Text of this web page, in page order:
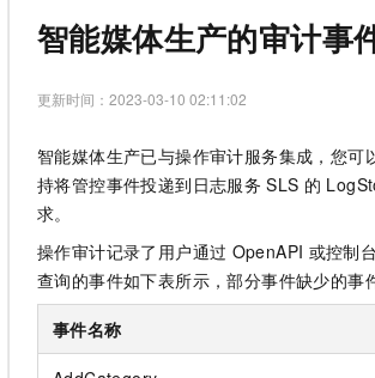
智能媒体生产的审计事
更新时间： 2023-03-10 02:11:02
智能媒体生产已与操作审计服务集成，您
持将管控事件投递到日志服务 SLS 的
求。
操作审计记录了用户通过 OpenAPI 或控制
查询的事件如下表所示，部分事件缺少的事
事件名称
Qwen3.8-Max HOT
智能体时代全能旗舰模型
Qwen3.7-Plus
能看、能想、能动手的多模态智能体模型
Qwen3-VL-Plus
视觉 Coding、空间感知、多模态思考等全面升级 1M上下
大模型服务与应用平台
多元化、高性能、安全可靠的大模型服务
无影云电脑
随时随地安全接入的云上超级电脑
云解析DNS
覆盖公网/内网、递归/权威、移动APP等全场景解析服务
云原生大数据计算服务 MaxCompute
面向分析的企业级SaaS模式云数据仓库
提供智
人工
一站式
容器服
提供一
企业级Agent产品，直接交付可用成果
HappyHorse 打造一站式影视创作平台
可视化编排打通从文字构思到成片全链路闭环
快速拥有专属 OpenClaw
让AI从“聊天伙伴”进化为能干活的“数字员工”
上传文
自主进
安装技
云服务器38元/年起，超值低价云产品抢先购
推荐新用户得奖励，单订单最高返9万
云工开物
高校专属算力普惠，学生认证享300元代金券
免费试用
解决方案免费试用 新老同享
最高领取价值200元试用点，立即开启云上创新
AI 产品 免费试用
至高享
你的AI
万小智
Night
云上成本管理
管理和优化成本
价格
多端小程序
观测云
Tuya 物联网平台阿里云版
蓝凌 OA
电子合同
畅捷通
手机三
OCR
天气预
快递物
咨询伙伴
销售伙伴合作计划
无影生态合作计划
Salesforce On Alibaba Cloud
Consulting Partner 合作计划
AI 大模型销售与服务生态合作计划
产品生
售后服务
自助服务
在线服务
工单服务
短信专区
专家技
企业
服务实
创新中
技术领先
分析师报告
研究报告与白皮书
天池大赛
AI 算法大赛
云上奥
看见新
客户案